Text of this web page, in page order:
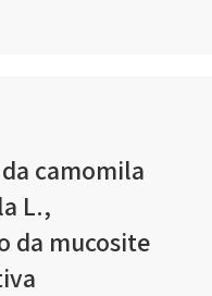
camomila
L.,
da mucosite